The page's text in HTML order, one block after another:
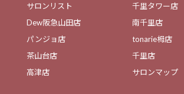
サロンリスト
千里タワー店
Dew阪急山田店
南千里店
パンジョ店
tonarie栂店
茶山台店
千里店
高津店
サロンマップ